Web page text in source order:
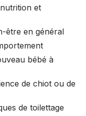
et
être en général
bébé à
de chiot ou de
de toilettage